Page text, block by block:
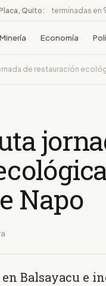
Quito: terminadas en
Minería Economía
de restauración
Napo
Balsayacu e